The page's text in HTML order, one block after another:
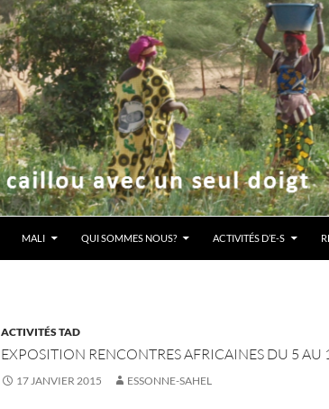
MALI
QUI SOMMES NOUS? ACTIVITÉS D’E-S
ACTIVITÉS TAD
EXPOSITION RENCONTRES AFRICAINES DU 5 AU
17 JANVIER 2015 ESSONNE-SAHEL